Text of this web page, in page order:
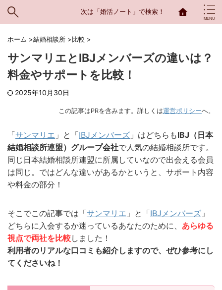
次は「婚活ノート」で検索！
ホーム >結婚相談所 >比較 >
サンマリエとIBJメンバーズの違いは？
料金やサポートを比較！
2025年10月30日
この記事はPRを含みます。詳しくは運営ポリシーへ。
「サンマリエ 」と「IBJメンバーズ 」はどちらもIBJ（日本
結婚相談所連盟）グループ会社で人気の結婚相談所です。
同じ日本結婚相談所連盟に所属していなので出会える会員
は同じ。ではどんな違いがあるかというと、サポート内容
や料金の部分！
そこでこの記事では「サンマリエ 」と「IBJメンバーズ 」
どちらに入会するか迷っているあなたのために、 あらゆる
視点で両社を比較しました！
利用者のリアルな口コミも紹介しますので、ぜひ参考にし
てくださいね！